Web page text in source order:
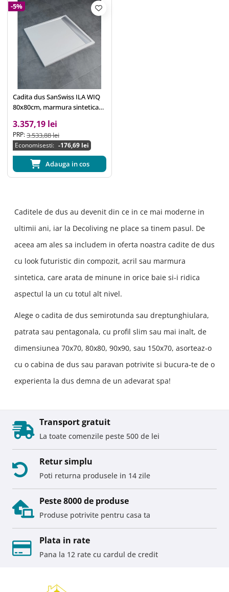
-5%
Cadita dus SanSwiss ILA WIQ
80x80cm, marmura sintetica
3.357,19 lei
PRP:3.533,88 lei
Economisesti: -176,69 lei
Adauga in cos
Caditele de dus au devenit din ce in ce mai moderne in
ultimii ani, iar la Decoliving ne place sa tinem pasul. De
aceea am ales sa includem in oferta noastra cadite de dus
cu look futuristic din compozit, acril sau marmura
sintetica, care arata de minune in orice baie si-i ridica
aspectul la un cu totul alt nivel.
Alege o cadita de dus semirotunda sau dreptunghiulara,
patrata sau pentagonala, cu profil slim sau mai inalt, de
dimensiunea 70x70, 80x80, 90x90, sau 150x70, asorteaz-o
cu o cabina de dus sau paravan potrivite si bucura-te de o
experienta la dus demna de un adevarat spa!
Transport gratuit
La toate comenzile peste 500 de lei
Retur simplu
Poti returna produsele in 14 zile
Peste 8000 de produse
Produse potrivite pentru casa ta
Plata in rate
Pana la 12 rate cu cardul de credit